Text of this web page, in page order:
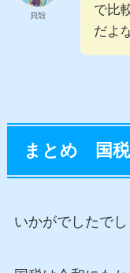
貝殻
で比
だよ
まとめ 国
いかがでしたでし